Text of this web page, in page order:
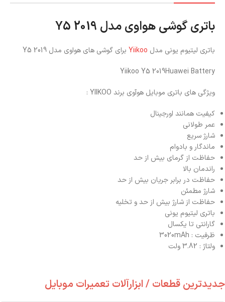
باتری گوشی هواوی مدل Y5 2019
باتری لیتیوم یونی مدل Yiikoo برای گوشی های هواوی مدل Y5 2019
Yiikoo Y5 2019Huawei Battery
ویژگی های باتری موبایل هوآوی برند YIIKOO :
کیفیت همانند اورجینال
عمر طولانی
شارژ سریع
ماندگار و بادوام
حفاظت از گرمای بیش از حد
راندمان بالا
حفاظت در برابر جریان بیش از حد
شارژ مطمئن
حفاظت از شارژ بیش از حد و تخلیه
باتری لیتیوم یونی
گارانتی تا یکسال
ظرفیت : 3020mAh
ولتاژ : 3.82 ولت
جدیدترین قطعات / ابزارآلات تعمیرات موبایل